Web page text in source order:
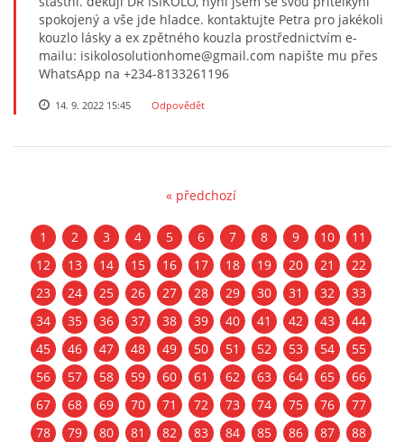
spokojený a vše jde hladce. kontaktujte Petra pro jakékoli
kouzlo lásky a ex zpětného kouzla prostřednictvím e-
mailu: isikolosolutionhome@gmail.com napište mu přes
WhatsApp na +234-8133261196
14. 9. 2022 15:45 Odpovědět
« předchozí
1 2 3 4 5 6 7 8 9 10
11
12
13 14 15 16 17 18 19 20 21
22
23
24 25 26 27 28 29 30 31 32
33
34
35 36 37 38 39 40 41 42 43
44
45
46 47 48 49 50 51 52 53 54
55
56
57 58 59 60 61 62 63 64 65
66
67
68 69 70 71 72 73 74 75 76
77
78
79 80 81 82 83 84 85 86 87
88